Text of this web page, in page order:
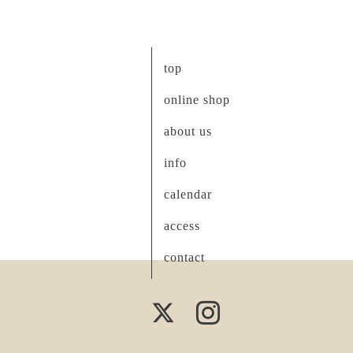
top
online shop
about us
info
calendar
access
contact